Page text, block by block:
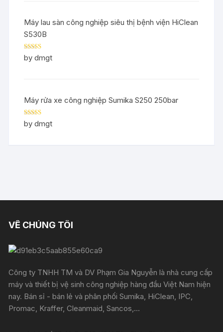
Máy lau sàn công nghiệp siêu thị bệnh viện HiClean
S530B
Rated5out
of 5
by dmgt
Máy rửa xe công nghiệp Sumika S250 250bar
Rated5out
of 5
by dmgt
VỀ CHÚNG TÔI
Công ty TNHH TM và DV Phạm Gia Nguyễn là nhà cung cấp
máy và thiết bị vệ sinh công nghiệp hàng đầu Việt Nam hiện
nay. Bán sỉ - bán lẻ và phân phối Sumika, HiClean, IPC,
Promac, Kraffer, Cleanmaid, Sancos,...